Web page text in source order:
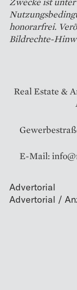
honorarfrei.
Bildrechte-
Real Estate &
E-Mail:
Advertorial